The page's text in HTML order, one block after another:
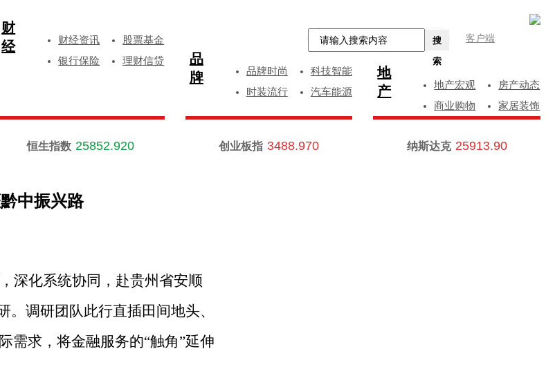
客户端
搜
索
财
经
财经资讯
股票基金
银行保险
理财信贷
品
牌
品牌时尚
科技智能
时装流行
汽车能源
地
产
地产宏观
房产动态
商业购物
家居装饰
恒生指数 25852.920 创业板指 3488.970 纳斯达克 25913.90
中振兴路
深化系统协同，赴贵州省安顺
。调研团队此行直插田间地头、
需求，将金融服务的“触角”延伸